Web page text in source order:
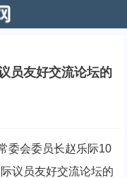
员友好交流论坛的
会委员长赵乐际10
议员友好交流论坛的